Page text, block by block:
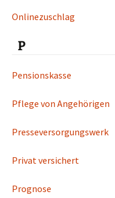
Onlinezuschlag
P
Pensionskasse
Pflege von Angehörigen
Presseversorgungswerk
Privat versichert
Prognose